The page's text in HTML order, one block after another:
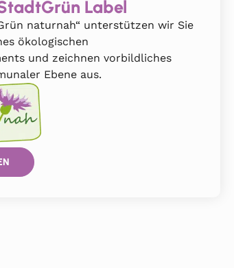
Label
naturnah“ unterstützen wir Sie
ökologischen
und zeichnen vorbildliches
Ebene aus.